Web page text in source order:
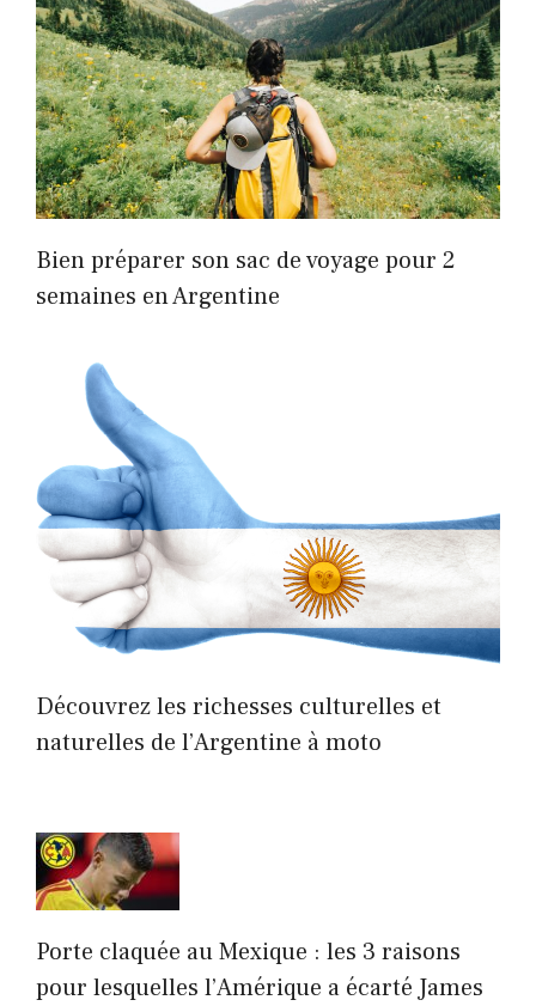
Bien préparer son sac de voyage pour 2
semaines en Argentine
Découvrez les richesses culturelles et
naturelles de l’Argentine à moto
Porte claquée au Mexique : les 3 raisons
pour lesquelles l’Amérique a écarté James